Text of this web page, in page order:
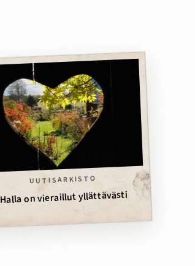
UUTISARKISTO
Halla on vieraillut yllättävästi